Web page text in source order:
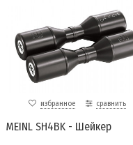
избранное сравнить
MEINL SH4BK - Шейкер